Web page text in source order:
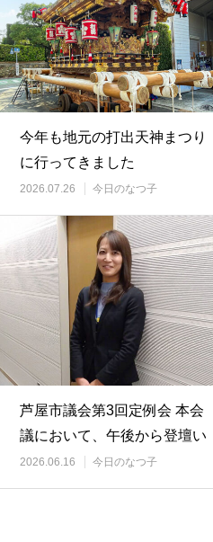
今年も地元の打出天神まつり
に行ってきました
2026.07.26 今日のなつ子
芦屋市議会第3回定例会 本会
議において、午後から登壇い
たします
2026.06.16 今日のなつ子